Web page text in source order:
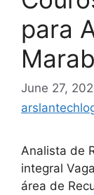
para
June 27,
Analista de
integral
área de